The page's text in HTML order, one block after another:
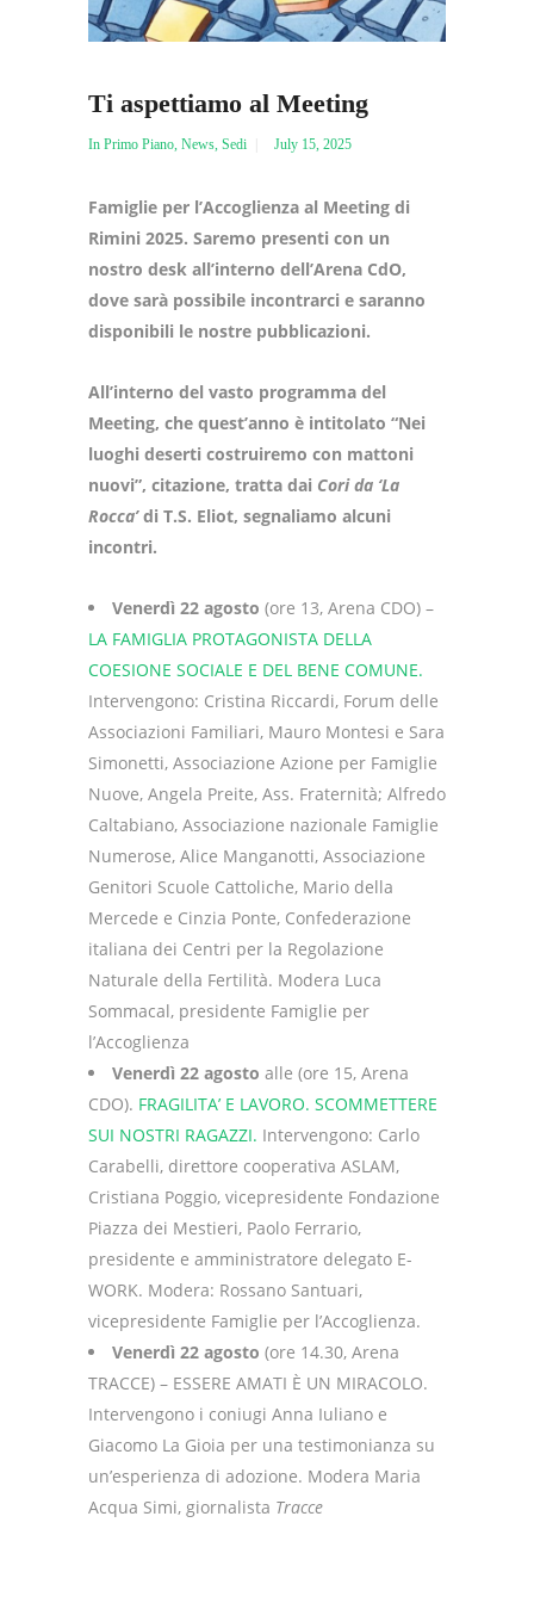
Ti aspettiamo al Meeting
In Primo Piano News Sedi July 15, 2025
Famiglie per l’Accoglienza al Meeting di
Rimini 2025. Saremo presenti con un
nostro desk all’interno dell’Arena CdO,
dove sarà possibile incontrarci e saranno
disponibili le nostre pubblicazioni.
All’interno del vasto programma del
Meeting, che quest’anno è intitolato “Nei
luoghi deserti costruiremo con mattoni
nuovi”, citazione, tratta dai Cori da ‘La
Rocca’di T.S. Eliot, segnaliamo alcuni
incontri.
Venerdì 22 agosto (ore 13, Arena CDO) –
LA FAMIGLIA PROTAGONISTA DELLA
COESIONE SOCIALE E DEL BENE COMUNE.
Intervengono: Cristina Riccardi, Forum delle
Associazioni Familiari, ⁠Mauro Montesi e Sara
Simonetti, Associazione Azione per Famiglie
Nuove, ⁠Angela Preite, Ass. Fraternità; ⁠Alfredo
Caltabiano, Associazione nazionale Famiglie
Numerose, Alice Manganotti, ⁠Associazione
Genitori Scuole Cattoliche, ⁠Mario della
Mercede e Cinzia Ponte, Confederazione
italiana dei Centri per la Regolazione
Naturale della Fertilità. Modera Luca
Sommacal, presidente Famiglie per
l’Accoglienza
Venerdì 22 agosto alle (ore 15, Arena
CDO). FRAGILITA’ E LAVORO. SCOMMETTERE
SUI NOSTRI RAGAZZI. Intervengono: Carlo
Carabelli, direttore cooperativa ASLAM,
Cristiana Poggio, vicepresidente Fondazione
Piazza dei Mestieri, Paolo Ferrario,
presidente e amministratore delegato E-
WORK. Modera: Rossano Santuari,
vicepresidente Famiglie per l’Accoglienza.
Venerdì 22 agosto (ore 14.30, Arena
TRACCE) – ESSERE AMATI È UN MIRACOLO.
Intervengono i coniugi Anna Iuliano e
Giacomo La Gioia per una testimonianza su
un’esperienza di adozione. Modera Maria
Acqua Simi, giornalista Tracce